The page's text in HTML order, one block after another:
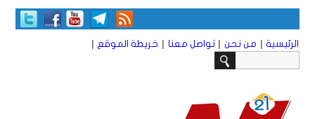
الرئيسية | من نحن | تواصل معنا | خريطة الموقع |